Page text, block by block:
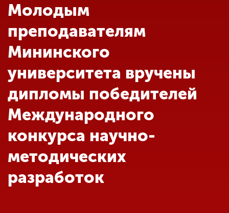
Абитуриенту
Обучение
Наука
Международная
деятельность
Другие виды
деятельности
Молодым
преподавателям
Мининского
университета вручены
дипломы победителей
Международного
конкурса научно-
методических
разработок